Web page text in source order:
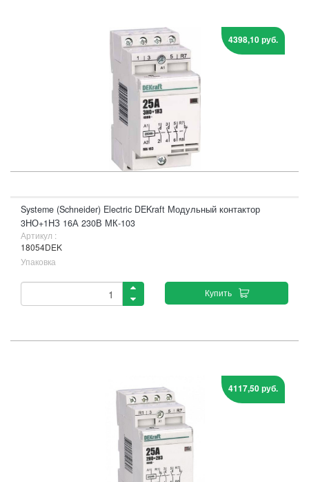
4398,10 руб.
Systeme (Schneider) Electric DEKraft Модульный контактор
3НО+1НЗ 16А 230В МК-103
Артикул :
18054DEK
Упаковка
Купить
4117,50 руб.